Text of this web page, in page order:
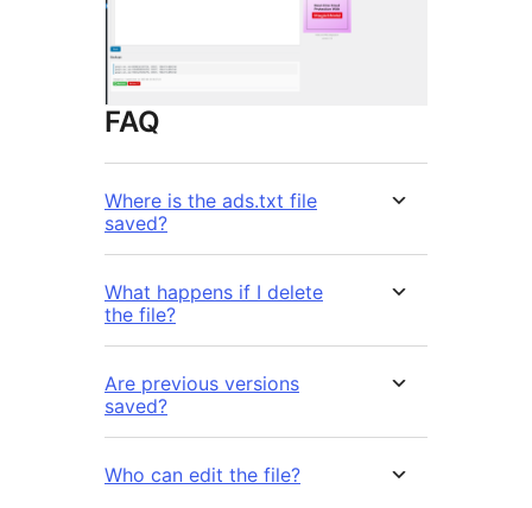
FAQ
Where is the ads.txt file
saved?
What happens if I delete
the file?
Are previous versions
saved?
Who can edit the file?